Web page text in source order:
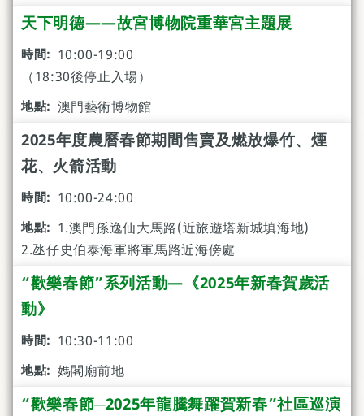
天下明德——故宮博物院重華宮主題展
10:00-19:00
（18:30後停止入場）
澳門藝術博物館
2025年度農曆春節期間售賣及燃放爆竹、煙
花、火箭活動
10:00-24:00
1.澳門孫逸仙大馬路(近旅遊塔新城填海地)
2.氹仔史伯泰海軍將軍馬路近海傍處
“歡樂春節”系列活動—《2025年新春賀歲活
動》
10:30-11:00
媽閣廟前地
“歡樂春節─2025年龍騰舞躍賀新春”社區巡演